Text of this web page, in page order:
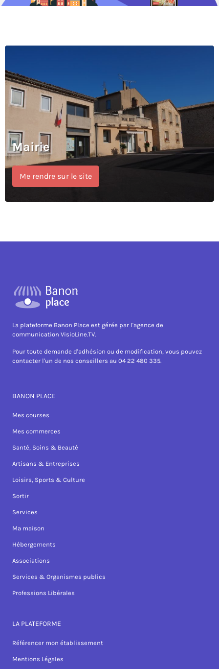
Mairie
Me rendre sur le site
La plateforme Banon Place est gérée par l'agence de
communication VisioLine.TV.
Pour toute demande d'adhésion ou de modification, vous pouvez
contacter l'un de nos conseillers au 04 22 480 335.
BANON PLACE
Mes courses
Mes commerces
Santé, Soins & Beauté
Artisans & Entreprises
Loisirs, Sports & Culture
Sortir
Services
Ma maison
Hébergements
Associations
Services & Organismes publics
Professions Libérales
LA PLATEFORME
Référencer mon établissement
Mentions Légales